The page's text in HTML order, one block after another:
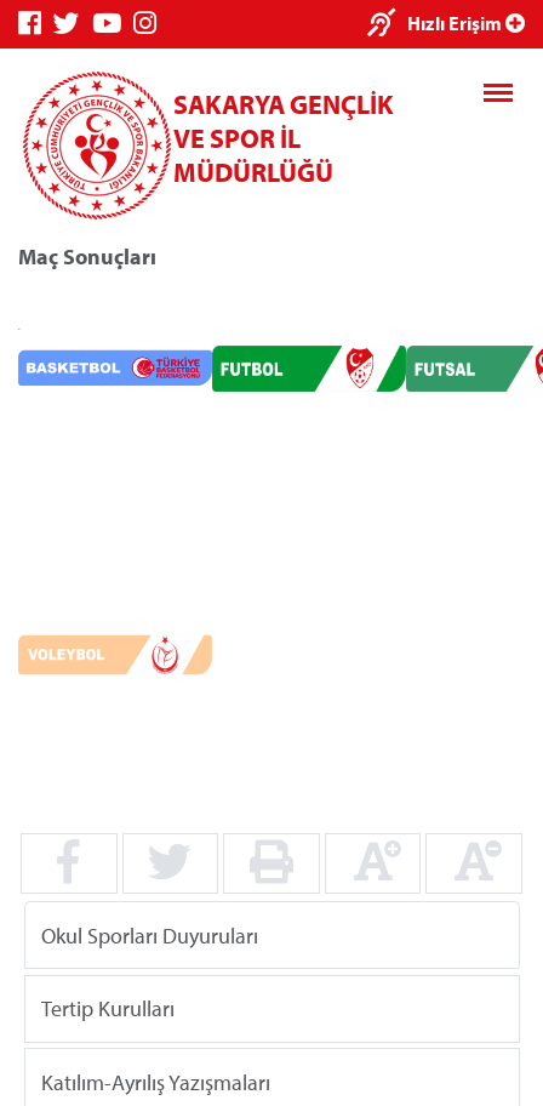
Hızlı Erişim
SAKARYA GENÇLİK
VE SPOR İL
MÜDÜRLÜĞÜ
Maç Sonuçları
Okul Sporları Duyuruları
Tertip Kurulları
Katılım-Ayrılış Yazışmaları